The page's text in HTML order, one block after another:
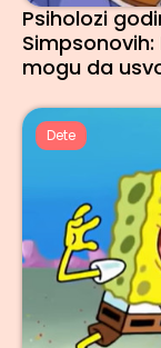
Psiholozi
mogu da
Dete